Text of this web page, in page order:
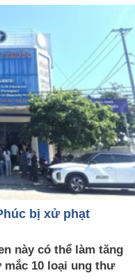
bị xử phạt
này có thể làm tăng
mắc 10 loại ung thư